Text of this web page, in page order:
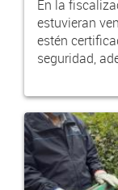
En la
estuvieran
estén
seguridad,